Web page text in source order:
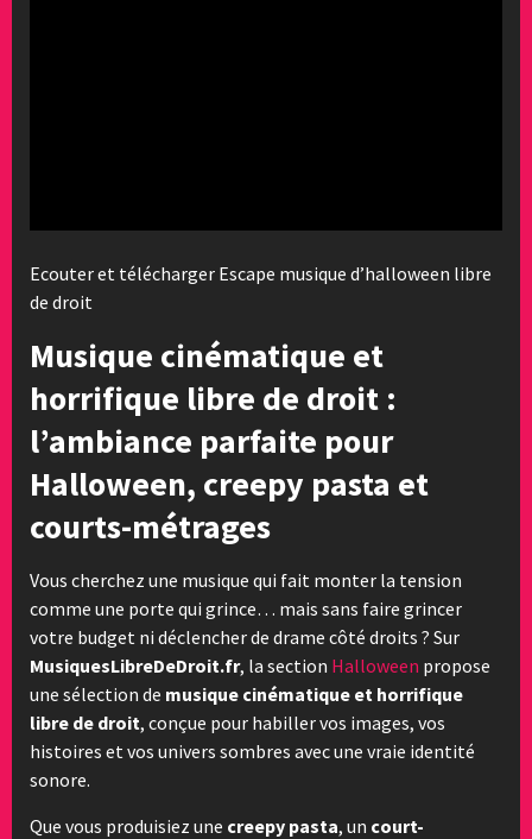
Ecouter et télécharger Escape musique d’halloween libre
de droit
Musique cinématique et
horrifique libre de droit :
l’ambiance parfaite pour
Halloween, creepy pasta et
courts-métrages
Vous cherchez une musique qui fait monter la tension
comme une porte qui grince… mais sans faire grincer
votre budget ni déclencher de drame côté droits ? Sur
MusiquesLibreDeDroit.fr, la section Halloween propose
une sélection de musique cinématique et horrifique
libre de droit, conçue pour habiller vos images, vos
histoires et vos univers sombres avec une vraie identité
sonore.
Que vous produisiez une creepy pasta, un court-